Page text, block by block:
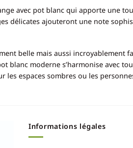
avec pot blanc qui apporte une
délicates ajouteront une note
belle mais aussi incroyablement
blanc moderne s’harmonise avec
les espaces sombres ou les
Informations légales